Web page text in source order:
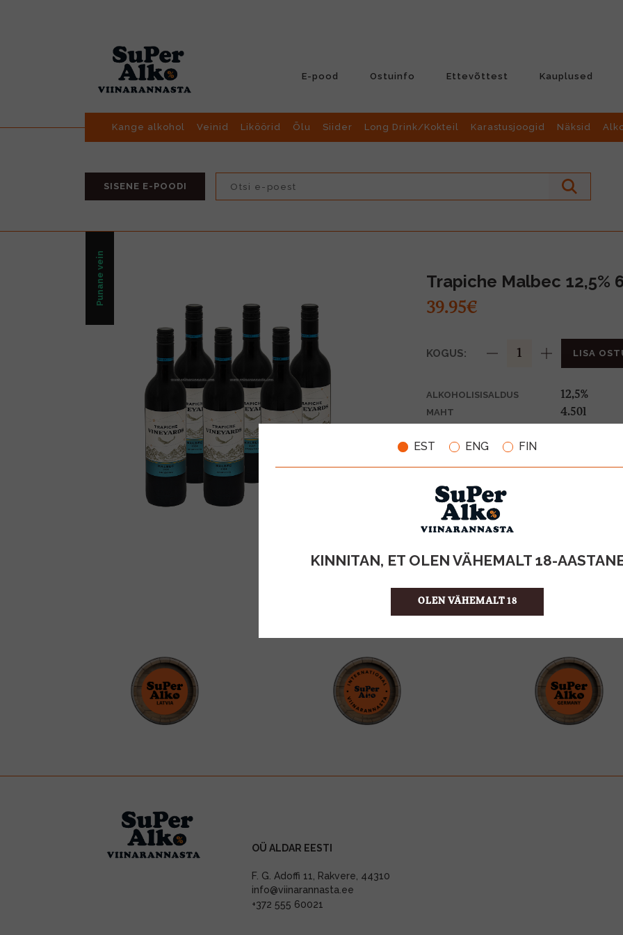
EST ENG FIN
KINNITAN, ET OLEN VÄHEMALT 18-
OLEN VÄHEMALT 18
E-pood Ostuinfo Ettevõttest Kauplused
Kange alkohol Veinid Liköörid Õlu Siider Long Drink/Kokteil Karastusjoogid Näksid
SISENE E-POODI
Punane vein Trapiche Malbec 12,5%
39.95€
KOGUS: LISA
ALKOHOLISISALDUS 12,5%
MAHT 4.50l
TOOTE LIIK
ÜHIKU HIND
KOGUS KASTIS
OÜ ALDAR EESTI
F. G. Adoffi 11, Rakvere, 44310
info@viinarannasta.ee
+372 555 60021